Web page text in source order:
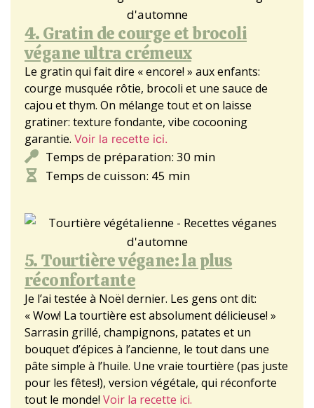
4. Gratin de courge et brocoli
végane ultra crémeux
Le gratin qui fait dire « encore! » aux enfants:
courge musquée rôtie, brocoli et une sauce de
cajou et thym. On mélange tout et on laisse
gratiner: texture fondante, vibe cocooning
garantie. Voir la recette ici.
Temps de préparation: 30 min
Temps de cuisson: 45 min
5. Tourtière végane: la plus
réconfortante
Je l’ai testée à Noël dernier. Les gens ont dit:
« Wow! La tourtière est absolument délicieuse! »
Sarrasin grillé, champignons, patates et un
bouquet d’épices à l’ancienne, le tout dans une
pâte simple à l’huile. Une vraie tourtière (pas juste
pour les fêtes!), version végétale, qui réconforte
tout le monde! Voir la recette ici.